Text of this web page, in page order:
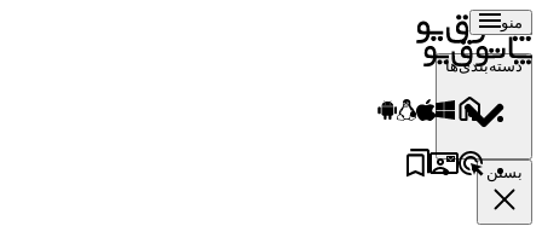
منو
دسته‌بندی‌ها
بستن